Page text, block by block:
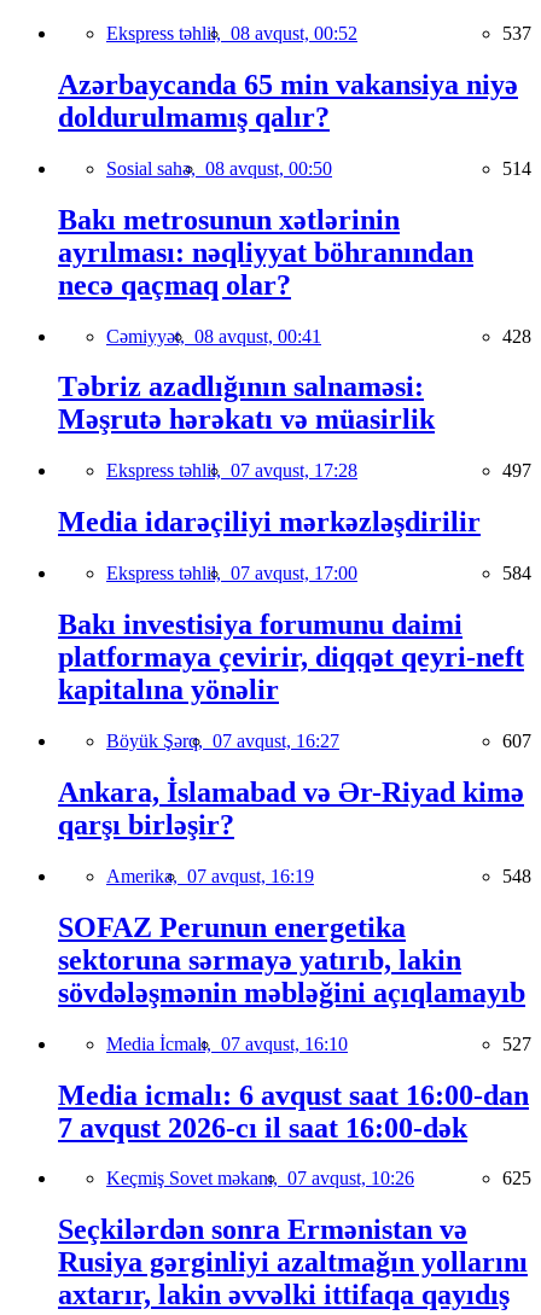
Ekspress təhlil, 08 avqust, 00:52 537
Azərbaycanda 65 min vakansiya niyə
doldurulmamış qalır?
Sosial sahə, 08 avqust, 00:50 514
Bakı metrosunun xətlərinin
ayrılması: nəqliyyat böhranından
necə qaçmaq olar?
Cəmiyyət, 08 avqust, 00:41 428
Təbriz azadlığının salnaməsi:
Məşrutə hərəkatı və müasirlik
Ekspress təhlil, 07 avqust, 17:28 497
Media idarəçiliyi mərkəzləşdirilir
Ekspress təhlil, 07 avqust, 17:00 584
Bakı investisiya forumunu daimi
platformaya çevirir, diqqət qeyri-neft
kapitalına yönəlir
Böyük Şərq, 07 avqust, 16:27 607
Ankara, İslamabad və Ər-Riyad kimə
qarşı birləşir?
Amerika, 07 avqust, 16:19 548
SOFAZ Perunun energetika
sektoruna sərmayə yatırıb, lakin
sövdələşmənin məbləğini açıqlamayıb
Media İcmalı, 07 avqust, 16:10 527
Media icmalı: 6 avqust saat 16:00-dan
7 avqust 2026-cı il saat 16:00-dək
Keçmiş Sovet məkanı, 07 avqust, 10:26 625
Seçkilərdən sonra Ermənistan və
Rusiya gərginliyi azaltmağın yollarını
axtarır, lakin əvvəlki ittifaqa qayıdış